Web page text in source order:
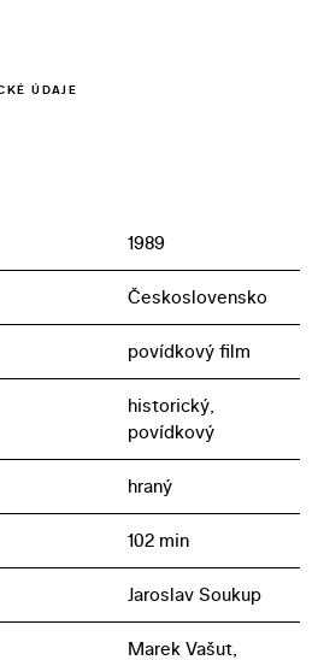
ÚDAJE
1989
Československo
povídkový film
historický,
povídkový
hraný
102 min
Jaroslav Soukup
Marek Vašut,